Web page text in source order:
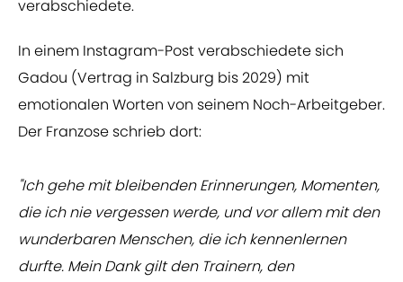
verabschiedete.
In einem Instagram-Post verabschiedete sich
Gadou (Vertrag in Salzburg bis 2029) mit
emotionalen Worten von seinem Noch-Arbeitgeber.
Der Franzose schrieb dort:
"Ich gehe mit bleibenden Erinnerungen, Momenten,
die ich nie vergessen werde, und vor allem mit den
wunderbaren Menschen, die ich kennenlernen
durfte. Mein Dank gilt den Trainern, den